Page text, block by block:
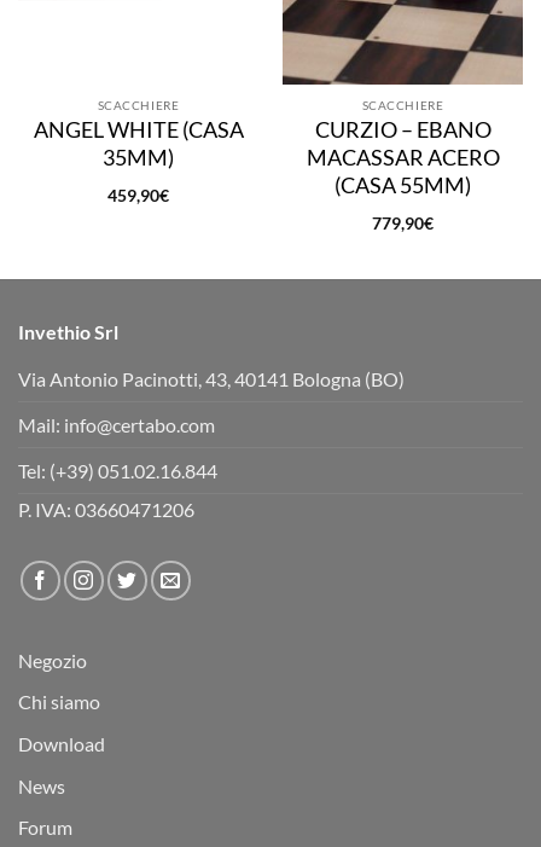
SCACCHIERE
ANGEL WHITE (CASA
35MM)
459,90€
SCACCHIERE
CURZIO – EBANO
MACASSAR ACERO
(CASA 55MM)
779,90€
Invethio Srl
Via Antonio Pacinotti, 43, 40141 Bologna (BO)
Mail: info@certabo.com
Tel: (+39) 051.02.16.844
P. IVA: 03660471206
Negozio
Chi siamo
Download
News
Forum